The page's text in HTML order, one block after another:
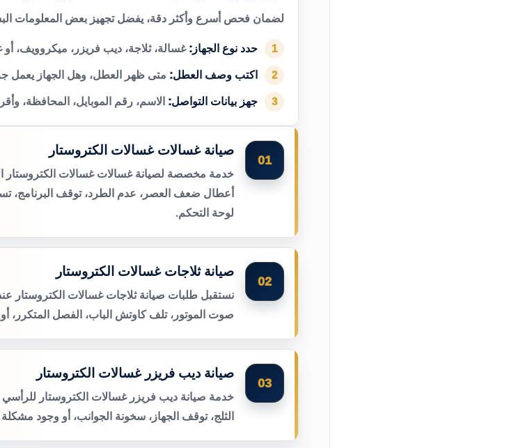
لضمان فحص أسرع وأكثر دقة، يفضل تجهيز بعض المعلومات
1 حدد نوع الجهاز: غسالة، ثلاجة، ديب فريزر، ميكروويف،
2 اكتب وصف العطل: متى ظهر العطل، وهل الجهاز يعمل
3 جهز بيانات التواصل: الاسم، رقم الموبايل، المحافظة،
01
صيانة غسالات غسالات الكتروستار
خدمة مخصصة لصيانة غسالات غسالات الكتروستار
أعطال ضعف العصر، عدم الطرد، توقف البرنامج،
لوحة التحكم.
02
صيانة ثلاجات غسالات الكتروستار
نستقبل طلبات صيانة ثلاجات غسالات الكتروستار
صوت الموتور، تلف كاوتش الباب، الفصل المتكرر،
03
صيانة ديب فريزر غسالات الكتروستار
خدمة صيانة ديب فريزر غسالات الكتروستار للرأسي
الثلج، توقف الجهاز، سخونة الجوانب، أو وجود مشكلة